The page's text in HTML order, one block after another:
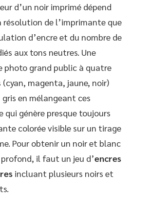
d’un noir imprimé dépend
résolution de l’imprimante que
d’encre et du nombre de
aux tons neutres. Une
photo grand public à quatre
magenta, jaune, noir)
en mélangeant ces
qui génère presque toujours
colorée visible sur un tirage
Pour obtenir un noir et blanc
il faut un jeu d’encres
incluant plusieurs noirs et